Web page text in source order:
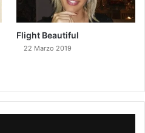
Flight Beautiful
22 Marzo 2019